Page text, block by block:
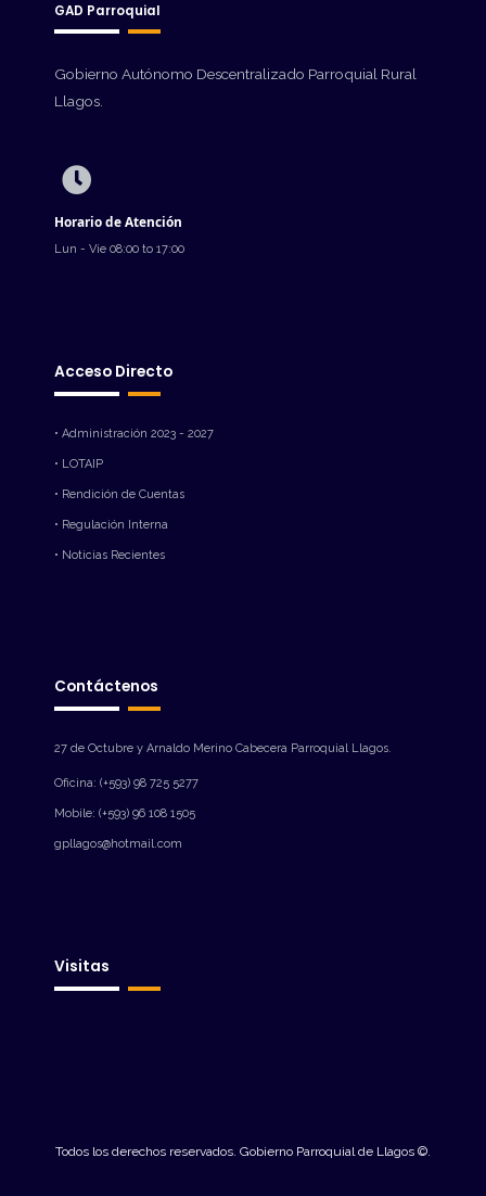
GAD Parroquial
Gobierno Autónomo Descentralizado Parroquial Rural
Llagos.
Horario de Atención
Lun - Vie 08:00 to 17:00
Acceso Directo
• Administración 2023 - 2027
• LOTAIP
• Rendición de Cuentas
• Regulación Interna
• Noticias Recientes
Contáctenos
27 de Octubre y Arnaldo Merino Cabecera Parroquial Llagos.
Oficina: (+593) 98 725 5277
Mobile: (+593) 96 108 1505
gpllagos@hotmail.com
Visitas
Todos los derechos reservados. Gobierno Parroquial de Llagos ©.